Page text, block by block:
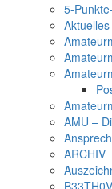
5-
AMU –
ARCHIV